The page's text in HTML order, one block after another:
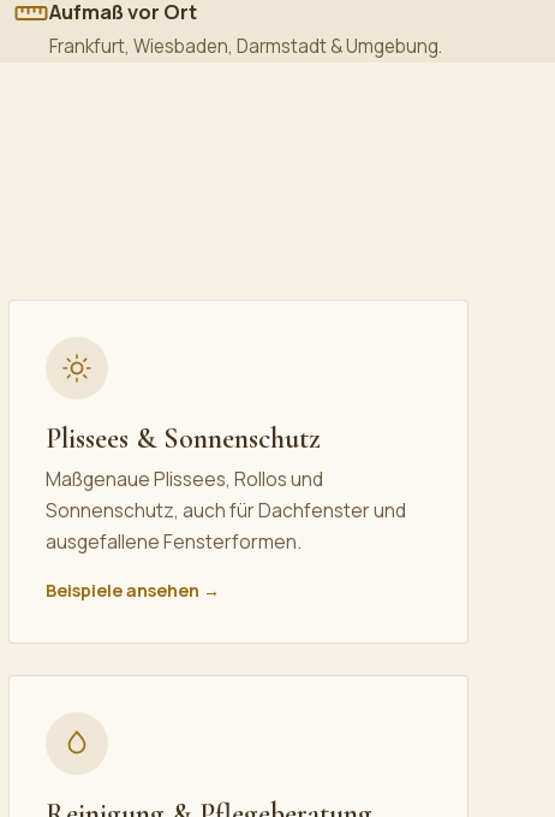
Aufmaß vor Ort
Frankfurt, Wiesbaden, Darmstadt & Umgebung.
Plissees & Sonnenschutz
Maßgenaue Plissees, Rollos und
Sonnenschutz, auch für Dachfenster und
ausgefallene Fensterformen.
Beispiele ansehen →